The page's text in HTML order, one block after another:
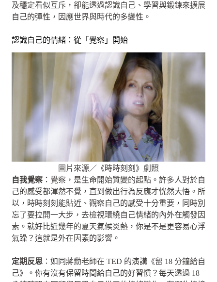
及穩定看似互斥，卻能透過認識自己、學習與鍛鍊來擴展
自己的彈性，因應世界與時代的多變性。
認識自己的情緒：從「覺察」開始
圖片來源／《時時刻刻》劇照
自我覺察 ：覺察，是生命開始質變的起點。許多人對於自
己的感受都渾然不覺，直到做出行為反應才恍然大悟。所
以，時時刻刻能貼近、觀察自己的感受十分重要，同時別
忘了要拉開一大步，去檢視環繞自己情緒的內外在觸發因
素。就好比近幾年的夏天氣候炎熱，你是不是更容易心浮
氣躁？這就是外在因素的影響。
定期反思 ：如同蔣勳老師在 TED 的演講《留 18 分鐘給自
己》。你有沒有保留時間給自己的好習慣？每天透過 18